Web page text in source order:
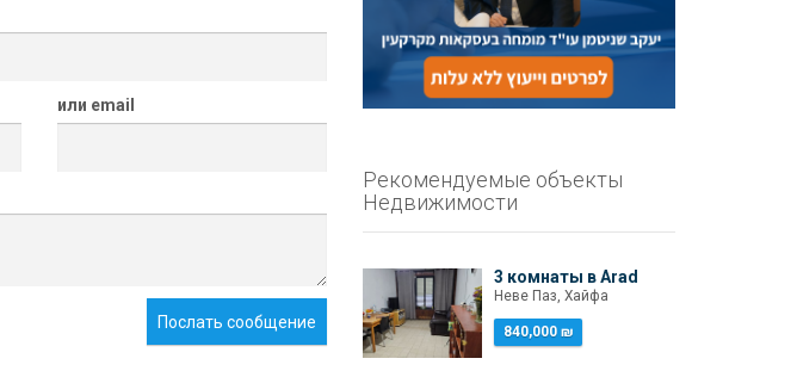
или email
Послать сообщение
Рекомендуемые объекты
Недвижимости
3 комнаты в Arad
Неве Паз, Хайфа
840,000 ₪